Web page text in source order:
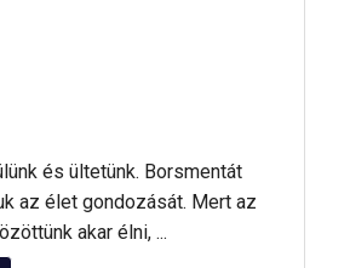
és ültetünk. Borsmentát
az élet gondozását. Mert az
akar élni, ...